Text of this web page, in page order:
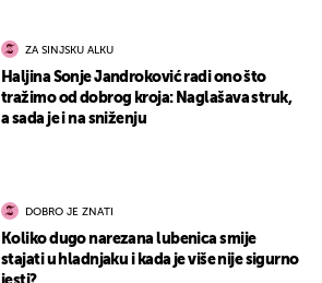
ZA SINJSKU ALKU
Haljina Sonje Jandroković radi ono što
tražimo od dobrog kroja: Naglašava struk,
a sada je i na sniženju
DOBRO JE ZNATI
Koliko dugo narezana lubenica smije
stajati u hladnjaku i kada je više nije sigurno